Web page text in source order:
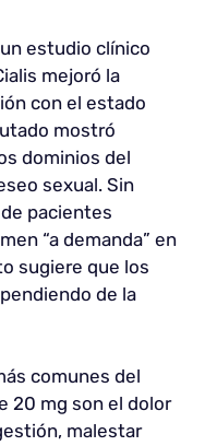
estudio clínico
mejoró la
con el estado
mostró
dominios del
sexual. Sin
pacientes
“a demanda” en
sugiere que los
de la
comunes del
20 mg son el dolor
malestar